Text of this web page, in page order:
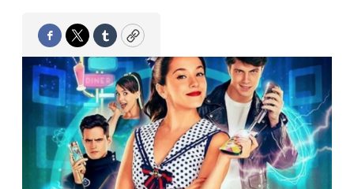
Facebook
TwitterTumblrCopy